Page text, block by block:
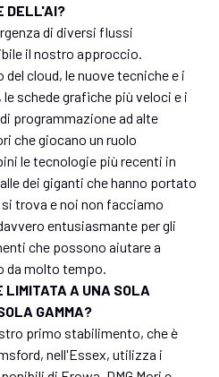
DELL'AI?
di diversi flussi
il nostro approccio.
cloud, le nuove tecniche e i
schede grafiche più veloci e i
programmazione ad alte
che giocano un ruolo
le tecnologie più recenti in
dei giganti che hanno portato
trova e noi non facciamo
entusiasmante per gli
che possono aiutare a
da molto tempo.
LIMITATA A UNA SOLA
GAMMA?
primo stabilimento, che è
nell'Essex, utilizza i